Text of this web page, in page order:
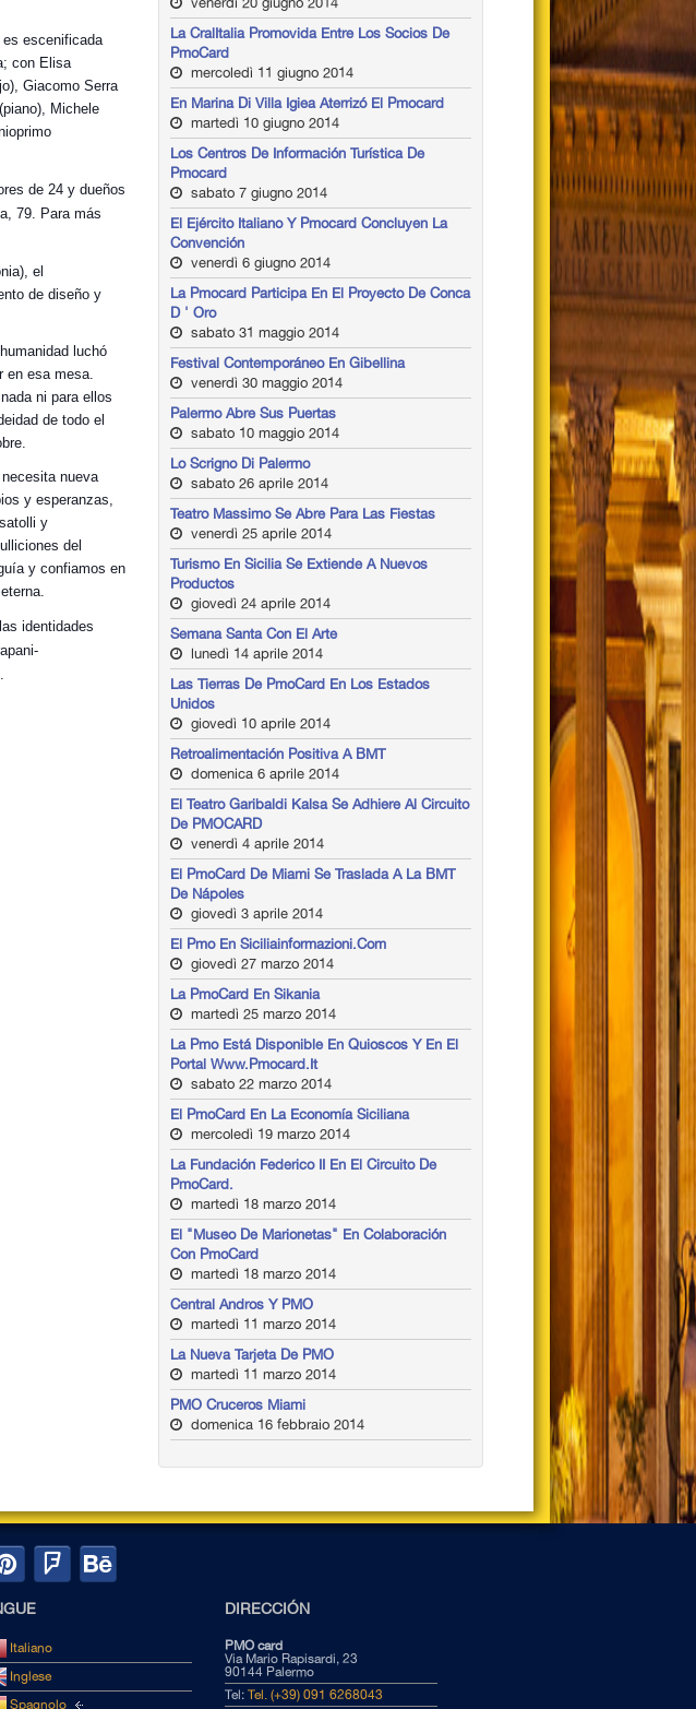
escenificada
con Elisa
Giacomo Serra
Michele
de 24 y dueños
79. Para más
el
de diseño y
luchó
en esa mesa.
ni para ellos
de todo el
nueva
y esperanzas,
y
del
y confiamos en
identidades
La CralItalia Promovida Entre Los Socios De
PmoCard
mercoledì 11 giugno 2014
En Marina Di Villa Igiea Aterrizó El Pmocard
martedì 10 giugno 2014
Los Centros De Información Turística De
Pmocard
sabato 7 giugno 2014
El Ejército Italiano Y Pmocard Concluyen La
Convención
venerdì 6 giugno 2014
La Pmocard Participa En El Proyecto De Conca
D ' Oro
sabato 31 maggio 2014
Festival Contemporáneo En Gibellina
venerdì 30 maggio 2014
Palermo Abre Sus Puertas
sabato 10 maggio 2014
Lo Scrigno Di Palermo
sabato 26 aprile 2014
Teatro Massimo Se Abre Para Las Fiestas
venerdì 25 aprile 2014
Turismo En Sicilia Se Extiende A Nuevos
Productos
giovedì 24 aprile 2014
Semana Santa Con El Arte
lunedì 14 aprile 2014
Las Tierras De PmoCard En Los Estados
Unidos
giovedì 10 aprile 2014
Retroalimentación Positiva A BMT
domenica 6 aprile 2014
El Teatro Garibaldi Kalsa Se Adhiere Al Circuito
De PMOCARD
venerdì 4 aprile 2014
El PmoCard De Miami Se Traslada A La BMT
De Nápoles
giovedì 3 aprile 2014
El Pmo En Siciliainformazioni.com
giovedì 27 marzo 2014
La PmoCard En Sikania
martedì 25 marzo 2014
La Pmo Está Disponible En Quioscos Y En El
Portal Www.pmocard.it
sabato 22 marzo 2014
El PmoCard En La Economía Siciliana
mercoledì 19 marzo 2014
La Fundación Federico II En El Circuito De
PmoCard.
martedì 18 marzo 2014
El "Museo De Marionetas" En Colaboración
Con PmoCard
martedì 18 marzo 2014
Central Andros Y PMO
martedì 11 marzo 2014
La Nueva Tarjeta De PMO
martedì 11 marzo 2014
PMO Cruceros Miami
domenica 16 febbraio 2014
Italiano
Inglese
Spagnolo
DIRECCIÓN
PMO card
Via Mario Rapisardi, 23
90144 Palermo
Tel: Tel. (+39) 091 6268043